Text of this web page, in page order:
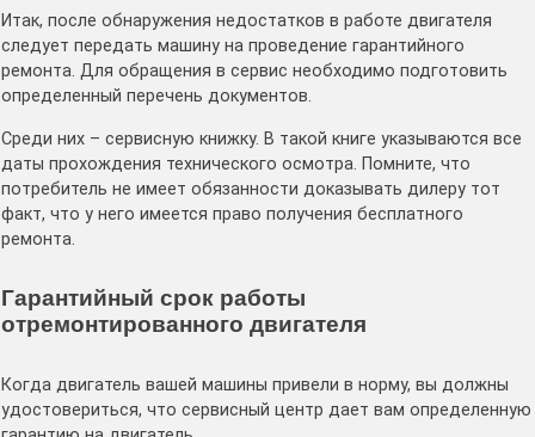
Итак, после обнаружения недостатков в работе двигателя
следует передать машину на проведение гарантийного
ремонта. Для обращения в сервис необходимо подготовить
определенный перечень документов.
Среди них – сервисную книжку. В такой книге указываются все
даты прохождения технического осмотра. Помните, что
потребитель не имеет обязанности доказывать дилеру тот
факт, что у него имеется право получения бесплатного
ремонта.
Гарантийный срок работы
отремонтированного двигателя
Когда двигатель вашей машины привели в норму, вы должны
удостовериться, что сервисный центр дает вам определенную